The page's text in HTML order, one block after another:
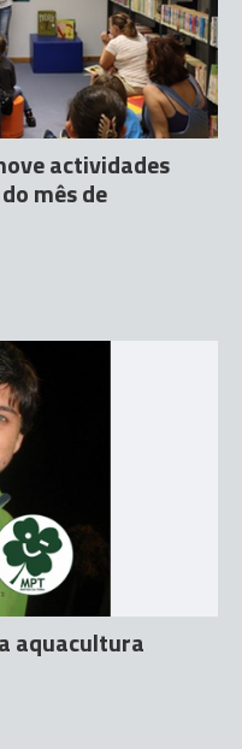
actividades
mês de
aquacultura